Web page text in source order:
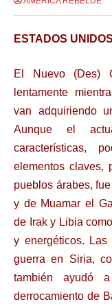
ESTADOS
El Nuevo (Des)
lentamente
van adquiriendo
Aunque el
características,
elementos
pueblos árabes,
y de Muamar el
de Irak y Libia
y energéticos.
guerra en Siria,
también ayudó
derrocamiento de